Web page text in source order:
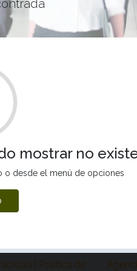
mostrar no
o desde el menú de opciones
| Política de